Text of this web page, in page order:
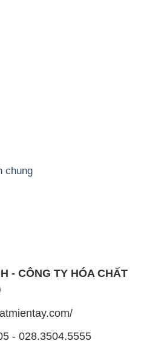
chung
- CÔNG TY HÓA CHẤT
- 028.3504.5555